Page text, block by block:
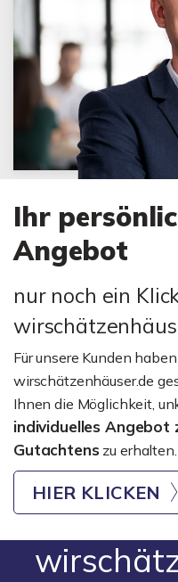
Ihr
Angebot
nur noch ein
Für unsere Kunden
wirschätzenhäuser.de
Ihnen die Möglichkeit,
individuelles Angebot
Gutachtens zu erhalten.
HIER KLICKEN